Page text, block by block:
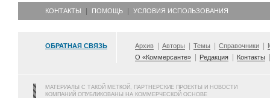
КОНТАКТЫ ПОМОЩЬ УСЛОВИЯ ИСПОЛЬЗОВАНИЯ
ОБРАТНАЯ СВЯЗЬ Архив Авторы Темы Справочники
О «Коммерсанте»
Редакция Контакты
МАТЕРИАЛЫ С ТАКОЙ МЕТКОЙ, ПАРТНЕРСКИЕ ПРОЕКТЫ И НОВОСТИ
КОМПАНИЙ ОПУБЛИКОВАНЫ НА КОММЕРЧЕСКОЙ ОСНОВЕ